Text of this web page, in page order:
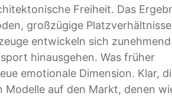
Freiheit. Das
großzügige Platzverhältnisse
entwickeln sich
hinausgehen. Was früher
emotionale Dimension. Klar,
Modelle auf den Markt, denen